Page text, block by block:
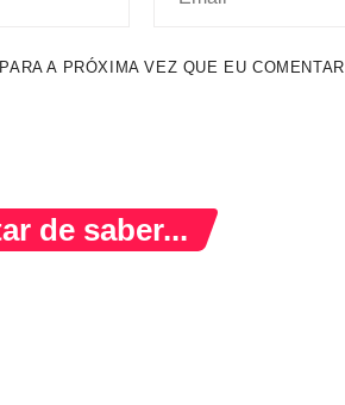
A PRÓXIMA VEZ QUE EU
de saber...